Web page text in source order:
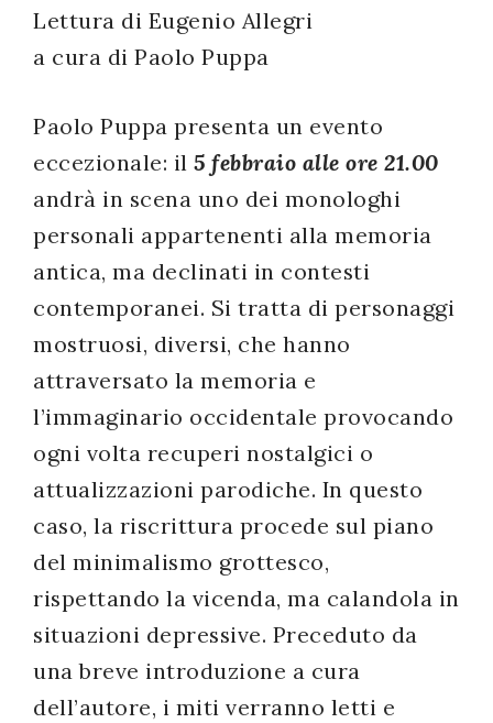
Lettura di Eugenio Allegri
a cura di Paolo Puppa
Paolo Puppa presenta un evento
eccezionale: il 5 febbraio alle ore 21.00
andrà in scena uno dei monologhi
personali appartenenti alla memoria
antica, ma declinati in contesti
contemporanei. Si tratta di personaggi
mostruosi, diversi, che hanno
attraversato la memoria e
l’immaginario occidentale provocando
ogni volta recuperi nostalgici o
attualizzazioni parodiche. In questo
caso, la riscrittura procede sul piano
del minimalismo grottesco,
rispettando la vicenda, ma calandola in
situazioni depressive. Preceduto da
una breve introduzione a cura
dell’autore, i miti verranno letti e
Registrazione
avvenuta con